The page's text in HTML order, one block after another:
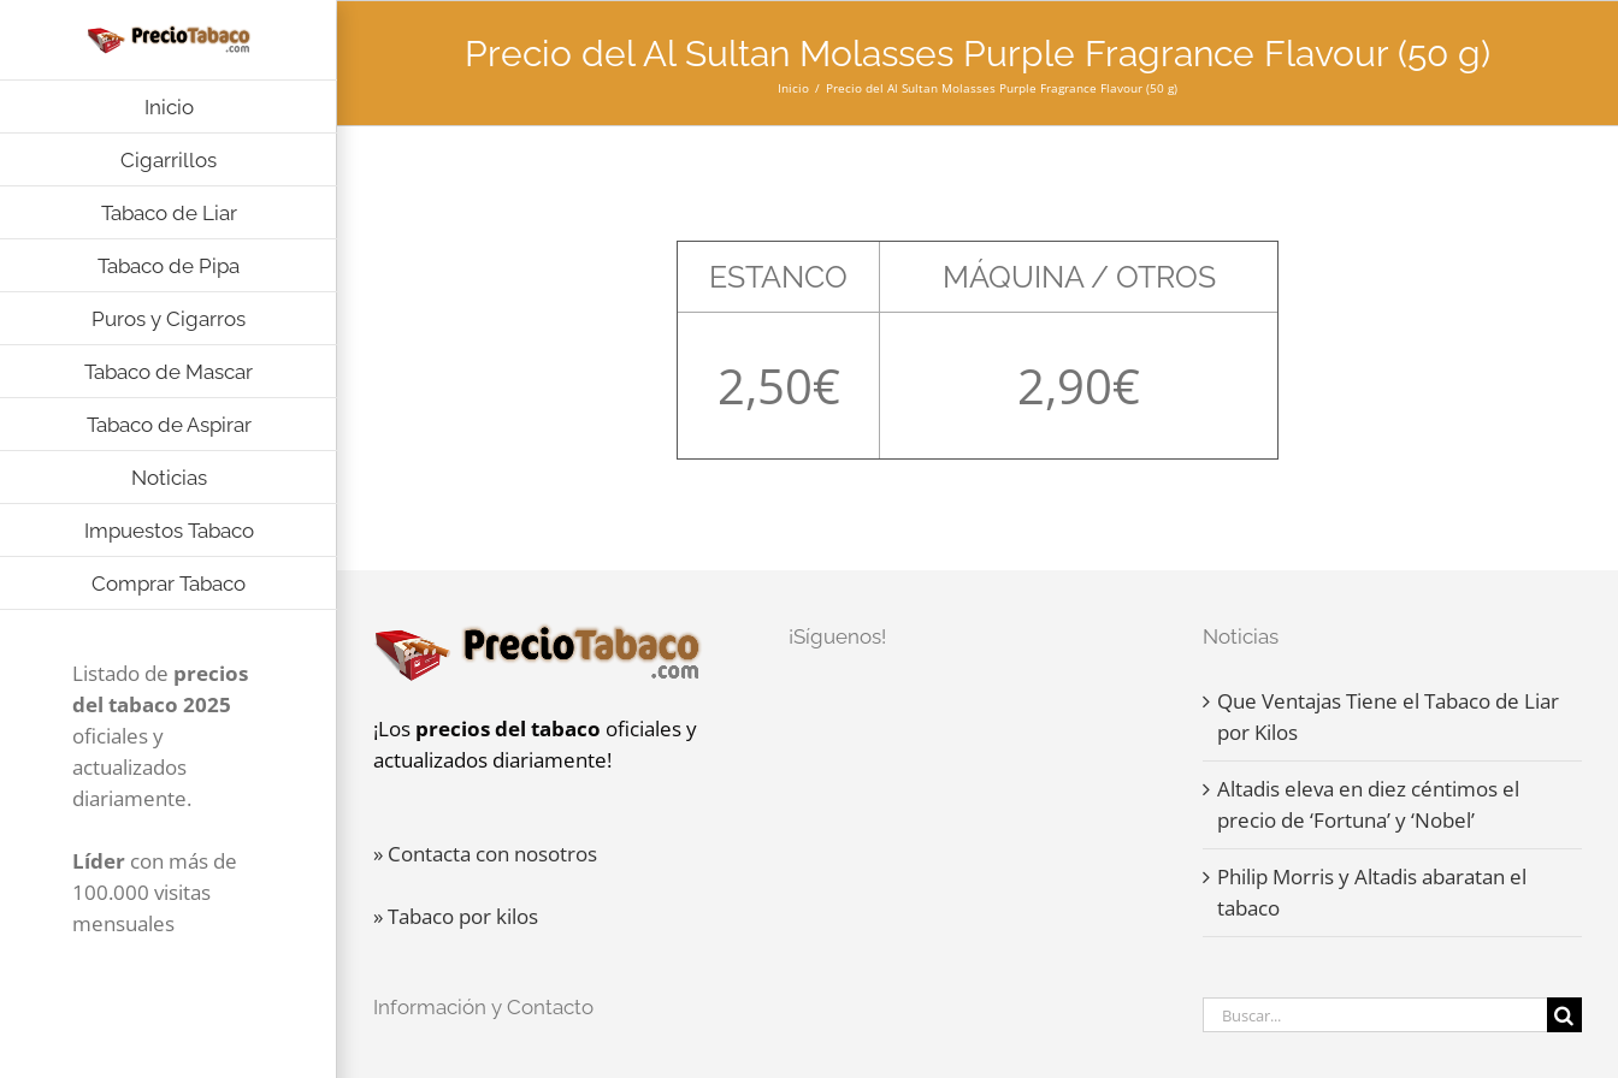
contenido
Inicio
Cigarrillos
Tabaco de Liar
Tabaco de Pipa
Puros y Cigarros
Tabaco de Mascar
Tabaco de Aspirar
Noticias
Impuestos Tabaco
Comprar Tabaco
Listado de precios
del tabaco 2025
oficiales y
actualizados
diariamente.
Líder con más de
100.000 visitas
mensuales
Precio del Al Sultan Molasses Purple Fragrance Flavour (50 g)
Inicio Precio del Al Sultan Molasses Purple Fragrance Flavour (50 g)
ESTANCO MÁQUINA / OTROS
2,50 2,90
¡Los precios del tabaco oficiales y
actualizados diariamente!
» Contacta con nosotros
» Tabaco por kilos
Información y Contacto
¡Síguenos! Noticias
Que Ventajas Tiene el Tabaco de Liar
por Kilos
Altadis eleva en diez céntimos el
precio de ‘Fortuna’ y ‘Nobel’
Philip Morris y Altadis abaratan el
tabaco
Buscar: